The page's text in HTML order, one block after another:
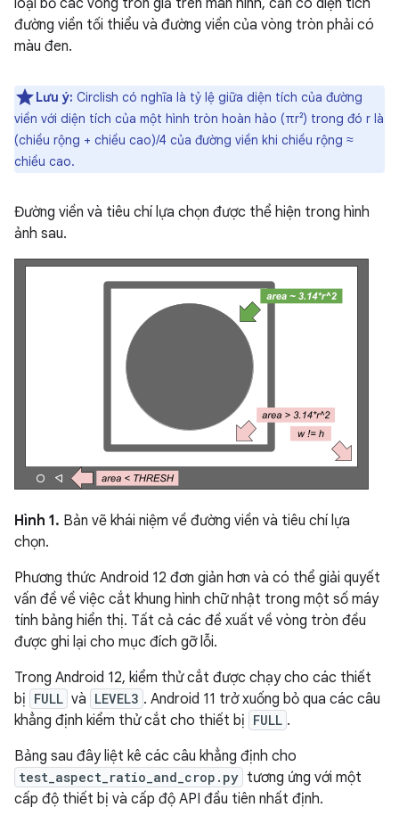
loại bỏ các vòng tròn giả trên màn hình, cần có diện tích
đường viền tối thiểu và đường viền của vòng tròn phải có
màu đen.
Lưu ý: Circlish có nghĩa là tỷ lệ giữa diện tích của đường
viền với diện tích của một hình tròn hoàn hảo (πr²) trong đó r là
(chiều rộng + chiều cao)/4 của đường viền khi chiều rộng ≈
chiều cao.
Đường viền và tiêu chí lựa chọn được thể hiện trong hình
ảnh sau.
Hình 1. Bản vẽ khái niệm về đường viền và tiêu chí lựa
chọn.
Phương thức Android 12 đơn giản hơn và có thể giải quyết
vấn đề về việc cắt khung hình chữ nhật trong một số máy
tính bảng hiển thị. Tất cả các đề xuất về vòng tròn đều
được ghi lại cho mục đích gỡ lỗi.
Trong Android 12, kiểm thử cắt được chạy cho các thiết
bị FULL và LEVEL3 . Android 11 trở xuống bỏ qua các câu
khẳng định kiểm thử cắt cho thiết bị FULL .
Bảng sau đây liệt kê các câu khẳng định cho
test_aspect_ratio_and_crop.py tương ứng với một
cấp độ thiết bị và cấp độ API đầu tiên nhất định.